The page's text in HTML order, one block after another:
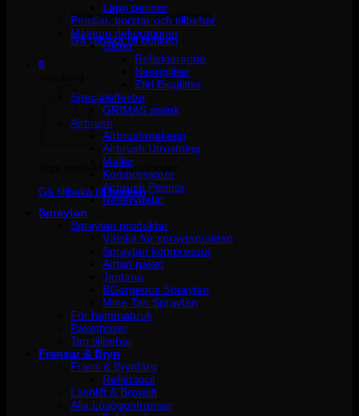
Inga produkter i varukorgen.
Gå tillbaka till butiken
0
Inga produkter i varukorgen.
Gå tillbaka till butiken
Läpp pennor
Penslar, borstar och tillbehör
Makeup dekorationer
Glitter
Reflekterande
Neonglitter
Ztirl Bioglitter
Specialeffekter
GRIMAS smink
Airbrush
Airbrushmakeup
Airbrush Utrustning
Mallar
Kompressorer
Airbrush Pennor
Reservdelar
Spraytan
Spraytan produkter
Vätska för spraytan/airtan
Spraytan kompressor
Airtan paket
Jantana
BGorgeous Spraytan
Mine Tan Spraytan
För hemmabruk
Paketpriser
Tan tillbehör
Fransar & Bryn
Frans & Brynfärg
Reflectocil
Lashlift & Browlift
Alla Lösögonfransar